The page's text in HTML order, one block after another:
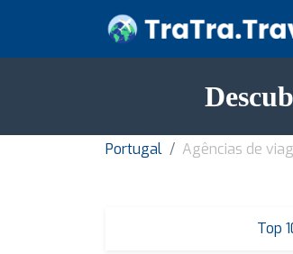
Portugal Agências de
Top